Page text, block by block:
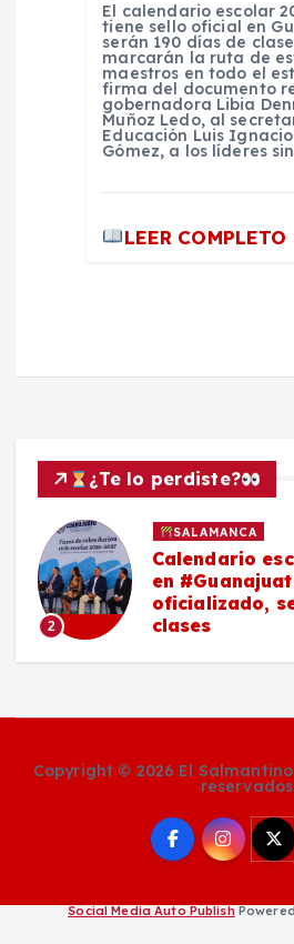
El calendario escolar
tiene sello oficial en
serán 190 días de
marcarán la ruta de
maestros en todo el
firma del documento
gobernadora Libia
Muñoz Ledo, al
Educación Luis
Gómez, a los líderes
LEER COMPLETO
¿Te lo perdiste?
2
SALAMANCA
Calendario
en
oficializado,
clases
Copyright © 2026 El
Social Media Auto Publish